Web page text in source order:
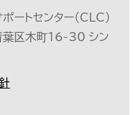
ートセンター（CLC）
区木町16-30 シン